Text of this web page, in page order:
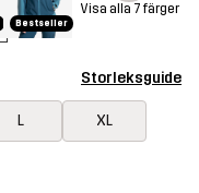
Bestseller
Visa alla 7 färger
Storleksguide
L XL